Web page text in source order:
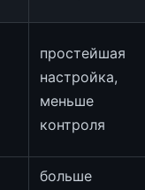
простейшая
настройка,
меньше
контроля
больше